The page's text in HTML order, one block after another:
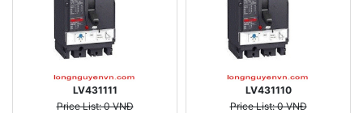
LV431111
Price List: 0 VNĐ
LV431110
Price List: 0 VNĐ